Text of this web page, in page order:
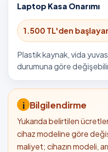
Laptop Kasa Onarımı
1.500 TL'den
Plastik kaynak, vida
durumuna göre
Bilgilendirme
Yukarıda belirtilen
cihaz modeline göre
maliyet; cihazın modeli,